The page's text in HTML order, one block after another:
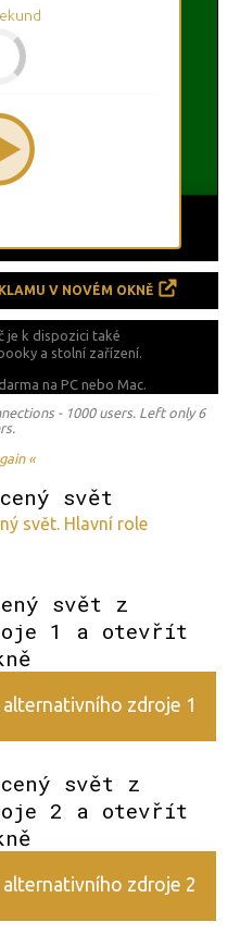
V NOVÉM OKNĚ
je k dispozici také
a stolní zařízení.
naPC nebo Mac.
- 1000 users. Left only 6
«
svět
svět. Hlavní role
svět z
1 a otevřít
zdroje 1
svět z
2 a otevřít
zdroje 2